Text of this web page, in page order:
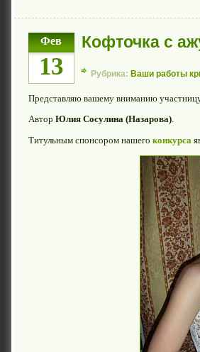
Фев
13
Кофточка с
Рубрика: Ваши работы
Представляю вашему вниманию
Автор Юлия Сосулина (Назарова).
Титульным спонсором нашего конкурса